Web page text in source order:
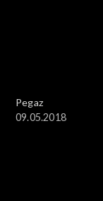
Pegaz
09.05.2018